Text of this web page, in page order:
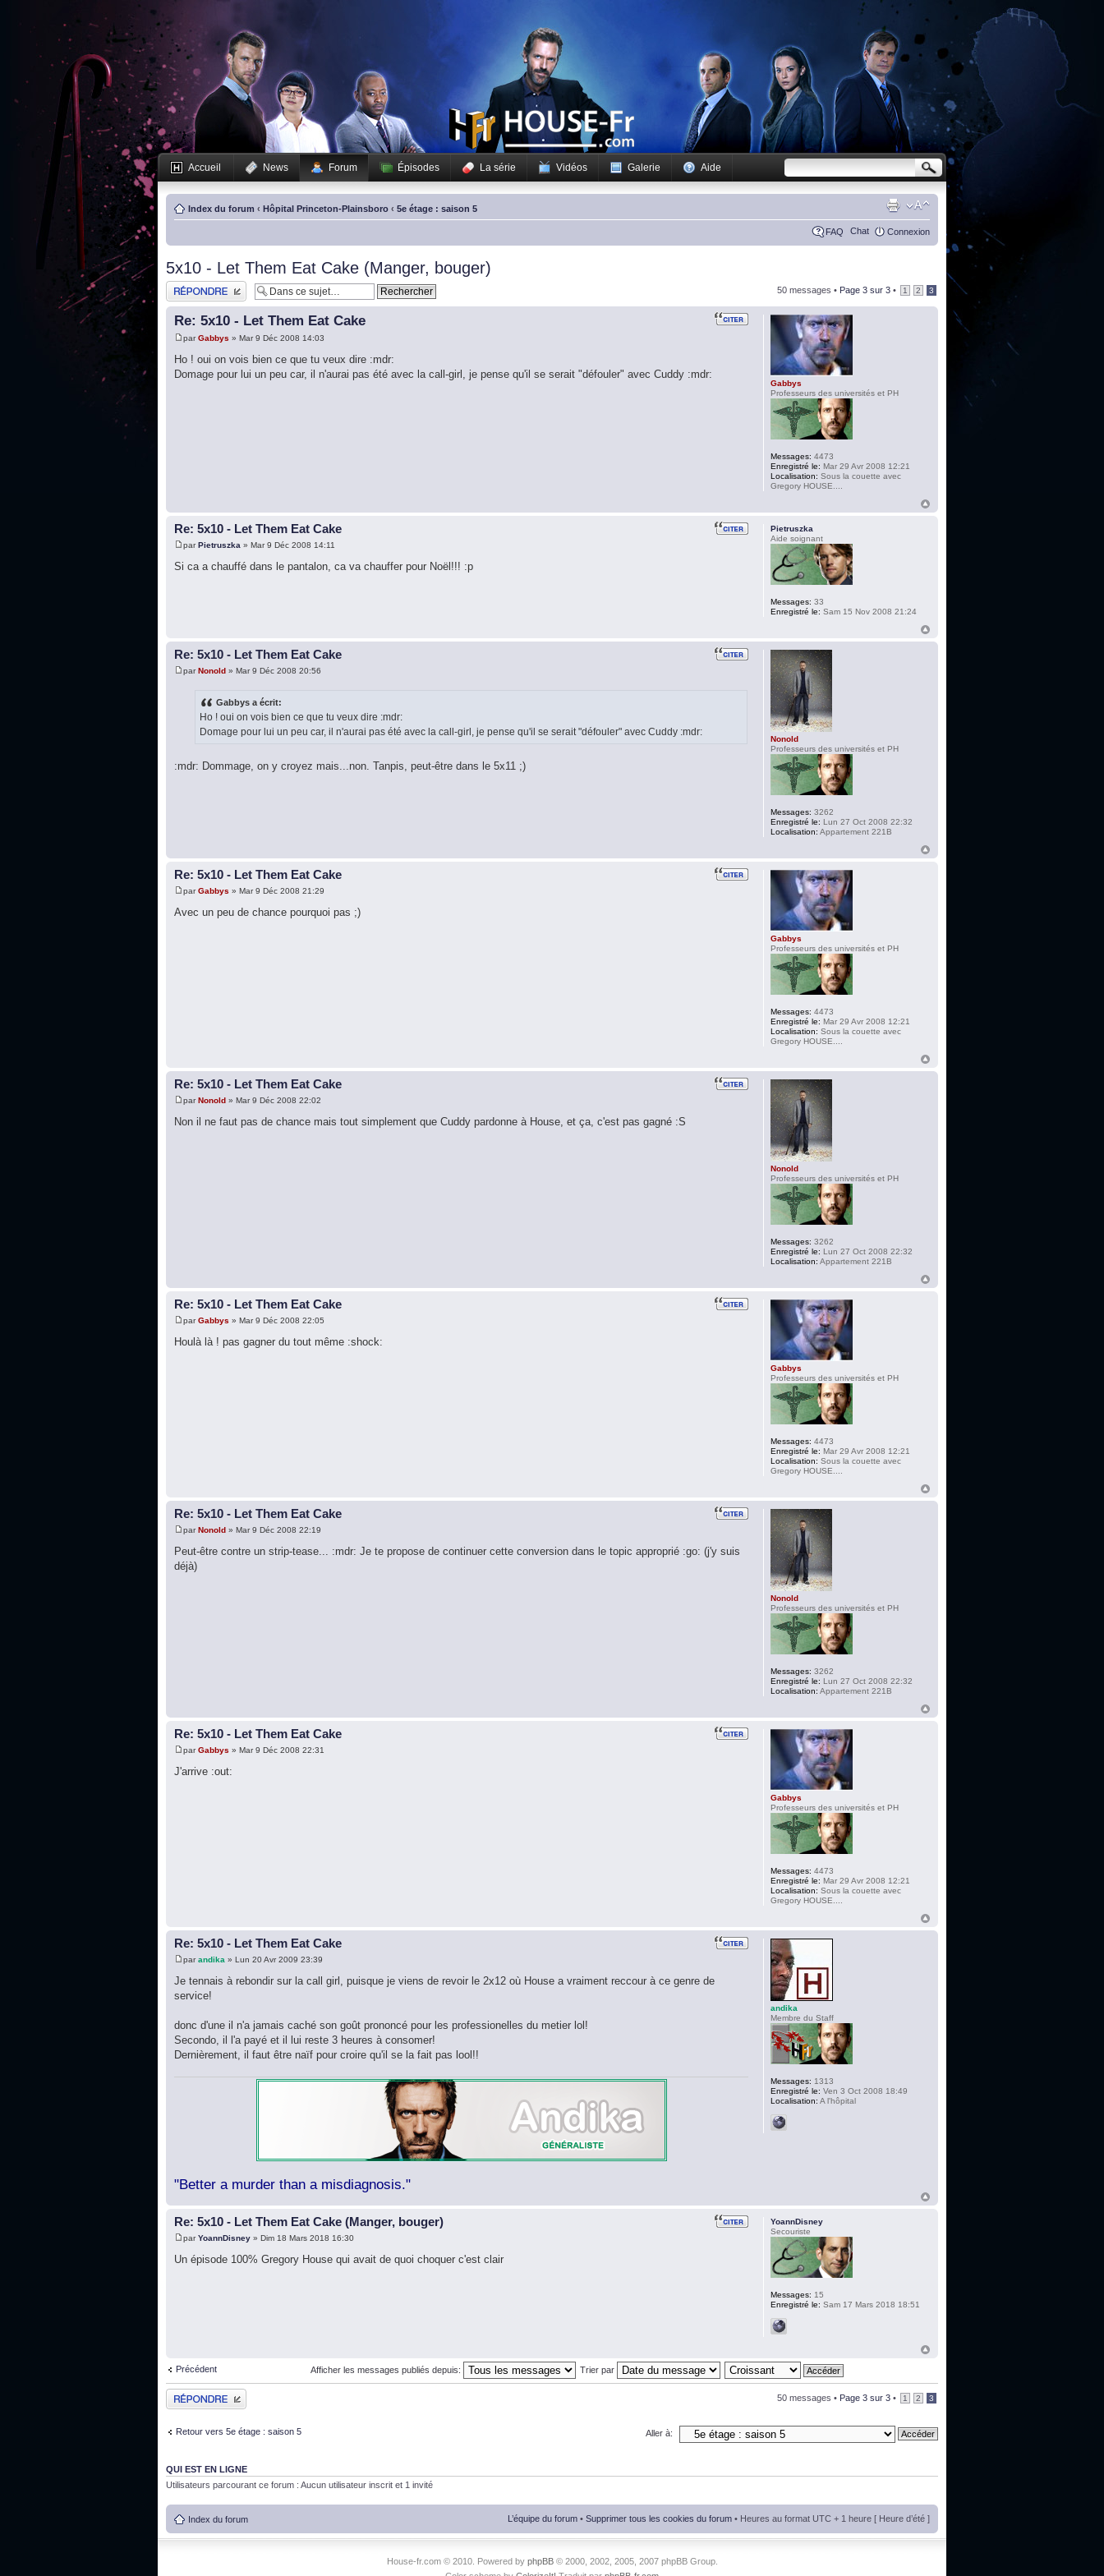
Accueil News Forum Épisodes La série Vidéos Galerie Aide
Index du forum ‹ Hôpital Princeton-Plainsboro ‹ 5e étage : saison 5
FAQ Chat Connexion
5x10 - Let Them Eat Cake (Manger, bouger)
Publier une réponse 50 messages • Page 3 sur 3 • 1 2 3
Re: 5x10 - Let Them Eat Cake
parGabbys » Mar 9 Déc 2008 14:03
Ho ! oui on vois bien ce que tu veux dire :mdr:
Domage pour lui un peu car, il n'aurai pas été avec la call-girl, je pense qu'il se serait "défouler" avec Cuddy :mdr:
Gabbys
Professeurs des universités et PH
Messages: 4473
Enregistré le: Mar 29 Avr 2008 12:21
Localisation: Sous la couette avec
Gregory HOUSE....
Re: 5x10 - Let Them Eat Cake
parPietruszka » Mar 9 Déc 2008 14:11
Si ca a chauffé dans le pantalon, ca va chauffer pour Noël!!! :p
Pietruszka
Aide soignant
Messages: 33
Enregistré le: Sam 15 Nov 2008 21:24
Re: 5x10 - Let Them Eat Cake
parNonold » Mar 9 Déc 2008 20:56
Gabbys a écrit:
Ho ! oui on vois bien ce que tu veux dire :mdr:
Domage pour lui un peu car, il n'aurai pas été avec la call-girl, je pense qu'il se serait "défouler" avec Cuddy :mdr:
:mdr: Dommage, on y croyez mais...non. Tanpis, peut-être dans le 5x11 ;)
Nonold
Professeurs des universités et PH
Messages: 3262
Enregistré le: Lun 27 Oct 2008 22:32
Localisation: Appartement 221B
Re: 5x10 - Let Them Eat Cake
parGabbys » Mar 9 Déc 2008 21:29
Avec un peu de chance pourquoi pas ;)
Gabbys
Professeurs des universités et PH
Messages: 4473
Enregistré le: Mar 29 Avr 2008 12:21
Localisation: Sous la couette avec
Gregory HOUSE....
Re: 5x10 - Let Them Eat Cake
parNonold » Mar 9 Déc 2008 22:02
Non il ne faut pas de chance mais tout simplement que Cuddy pardonne à House, et ça, c'est pas gagné :S
Nonold
Professeurs des universités et PH
Messages: 3262
Enregistré le: Lun 27 Oct 2008 22:32
Localisation: Appartement 221B
Re: 5x10 - Let Them Eat Cake
parGabbys » Mar 9 Déc 2008 22:05
Houlà là ! pas gagner du tout même :shock:
Gabbys
Professeurs des universités et PH
Messages: 4473
Enregistré le: Mar 29 Avr 2008 12:21
Localisation: Sous la couette avec
Gregory HOUSE....
Re: 5x10 - Let Them Eat Cake
parNonold » Mar 9 Déc 2008 22:19
Peut-être contre un strip-tease... :mdr: Je te propose de continuer cette conversion dans le topic approprié :go: (j'y suis
déjà)
Nonold
Professeurs des universités et PH
Messages: 3262
Enregistré le: Lun 27 Oct 2008 22:32
Localisation: Appartement 221B
Re: 5x10 - Let Them Eat Cake
parGabbys » Mar 9 Déc 2008 22:31
J'arrive :out:
Gabbys
Professeurs des universités et PH
Messages: 4473
Enregistré le: Mar 29 Avr 2008 12:21
Localisation: Sous la couette avec
Gregory HOUSE....
Re: 5x10 - Let Them Eat Cake
parandika » Lun 20 Avr 2009 23:39
Je tennais à rebondir sur la call girl, puisque je viens de revoir le 2x12 où House a vraiment reccour à ce genre de
service!
donc d'une il n'a jamais caché son goût prononcé pour les professionelles du metier lol!
Secondo, il l'a payé et il lui reste 3 heures à consomer!
Dernièrement, il faut être naïf pour croire qu'il se la fait pas lool!!
"Better a murder than a misdiagnosis."
andika
Membre du Staff
Messages: 1313
Enregistré le: Ven 3 Oct 2008 18:49
Localisation: A l'hôpital
Re: 5x10 - Let Them Eat Cake (Manger, bouger)
parYoannDisney » Dim 18 Mars 2018 16:30
Un épisode 100% Gregory House qui avait de quoi choquer c'est clair
YoannDisney
Secouriste
Messages: 15
Enregistré le: Sam 17 Mars 2018 18:51
Précédent Afficher les messages publiés depuis: Trier par
Publier une réponse 50 messages • Page 3 sur 3 • 1 2 3
Retour vers 5e étage : saison 5 Aller à:
QUI EST EN LIGNE
Utilisateurs parcourant ce forum : Aucun utilisateur inscrit et 1 invité
Index du forum L’équipe du forum • Supprimer tous les cookies du forum • Heures au format UTC + 1 heure [ Heure d’été ]
House-fr.com © 2010. Powered by phpBB© 2000, 2002, 2005, 2007 phpBB Group.